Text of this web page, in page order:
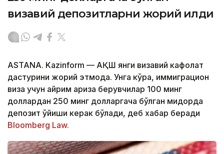
визавий депозитларни жорий қилди
ASTANA. Kazinform — АҚШ янги визавий кафолат
дастурини жорий этмоқда. Унга кўра, иммиграцион
виза учун айрим ариза берувчилар 100 минг
доллардан 250 минг долларгача бўлган миқдорда
депозит қўйиши керак бўлади, деб хабар беради
Bloomberg Law.